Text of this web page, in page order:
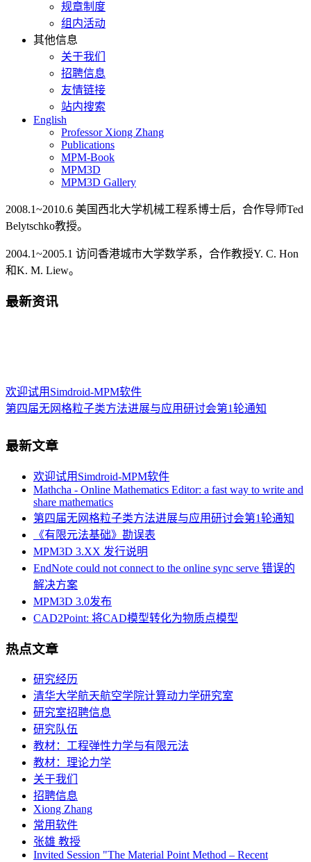
规章制度
组内活动
其他信息
关于我们
招聘信息
友情链接
站内搜索
English
Professor Xiong Zhang
Publications
MPM-Book
MPM3D
MPM3D Gallery
2008.1~2010.6 美国西北大学机械工程系博士后，合作导师Ted
Belytschko教授。
2004.1~2005.1 访问香港城市大学数学系，合作教授Y. C. Hon
和K. M. Liew。
最新资讯
欢迎试用Simdroid-MPM软件
第四届无网格粒子类方法进展与应用研讨会第1轮通知
这门“硬课”，清华这么教！
Post-doctoral Position in Civil and Environmental Engineering
University of Missouri
本站部分资源下载链接问题
中科院力学所博士后/研究助理招聘（计算固体力学方向）
WCCM 2020 MS257: Model-based simulations of structural
responses under extreme loading conditions
Symposium on Numerical Methods and Applications at Varied
Length Scale at IRF 2020
最新文章
欢迎试用Simdroid-MPM软件
Mathcha - Online Mathematics Editor: a fast way to write and
share mathematics
第四届无网格粒子类方法进展与应用研讨会第1轮通知
《有限元法基础》勘误表
MPM3D 3.XX 发行说明
EndNote could not connect to the online sync serve 错误的
解决方案
MPM3D 3.0发布
CAD2Point: 将CAD模型转化为物质点模型
热点文章
研究经历
清华大学航天航空学院计算动力学研究室
研究室招聘信息
研究队伍
教材：工程弹性力学与有限元法
教材：理论力学
关于我们
招聘信息
Xiong Zhang
常用软件
张雄 教授
Invited Session "The Material Point Method – Recent